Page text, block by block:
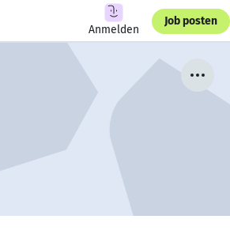
Anmelden
Job posten